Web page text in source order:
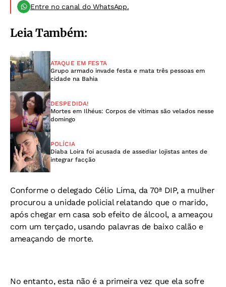
Entre no canal do WhatsApp.
Leia Também:
ATAQUE EM FESTA
Grupo armado invade festa e mata três pessoas em
cidade na Bahia
DESPEDIDA!
Mortes em Ilhéus: Corpos de vítimas são velados nesse
domingo
POLÍCIA
Diaba Loira foi acusada de assediar lojistas antes de
integrar facção
Conforme o delegado Célio Lima, da 70ª DIP, a mulher
procurou a unidade policial relatando que o marido,
após chegar em casa sob efeito de álcool, a ameaçou
com um terçado, usando palavras de baixo calão e
ameaçando de morte.
No entanto, esta não é a primeira vez que ela sofre